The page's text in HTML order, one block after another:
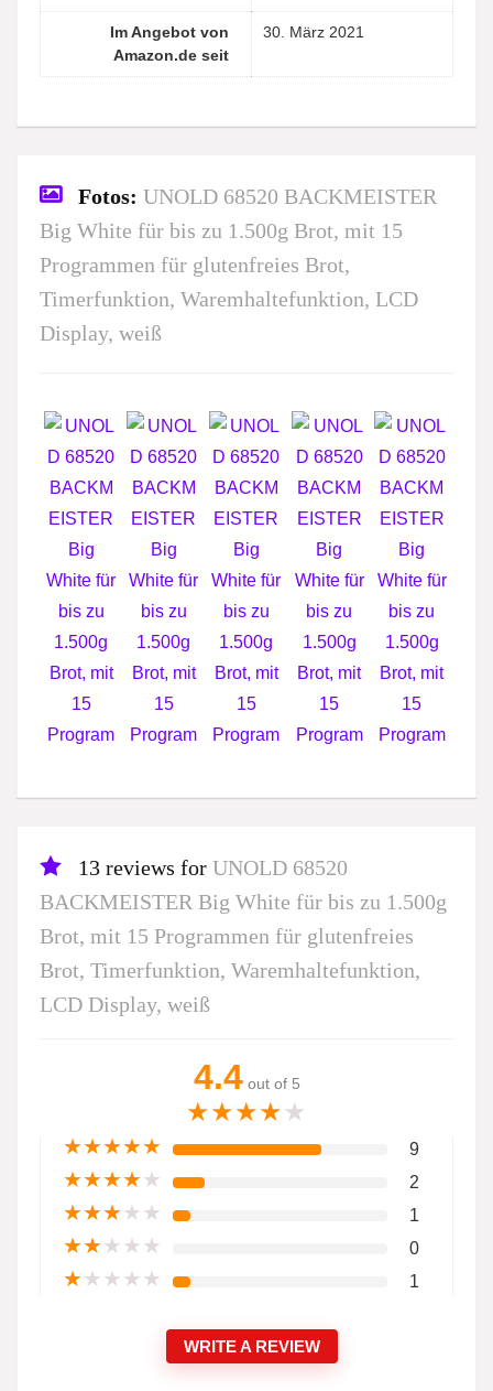
Im Angebot von
Amazon.de seit
30. März 2021
Fotos: UNOLD 68520 BACKMEISTER
Big White für bis zu 1.500g Brot, mit 15
Programmen für glutenfreies Brot,
Timerfunktion, Waremhaltefunktion, LCD
Display, weiß
13 reviews for UNOLD 68520
BACKMEISTER Big White für bis zu 1.500g
Brot, mit 15 Programmen für glutenfreies
Brot, Timerfunktion, Waremhaltefunktion,
LCD Display, weiß
4.4 out of 5
★★★★★
★★★★★ 9
★★★★★ 2
★★★★★ 1
★★★★★ 0
★★★★★ 1
WRITE A REVIEW